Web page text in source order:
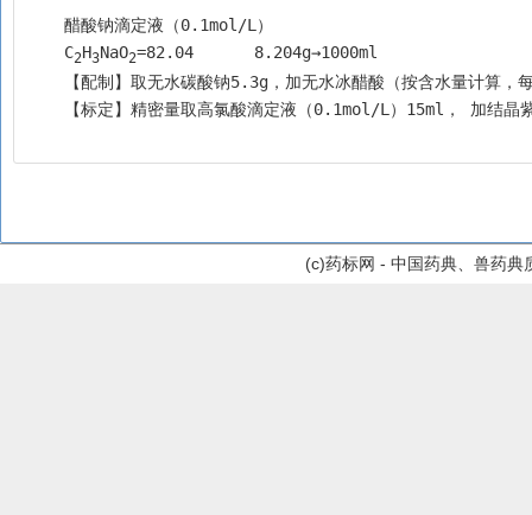
    醋酸钠滴定液（0.1mol/L）
    C
2H3NaO2
=82.04	8.204g→1000ml
【配制】取无水碳酸钠5.3g，加无水冰醋酸（按含水量计
【标定】精密量取高氯酸滴定液（0.1mol/L）15ml， 加结
(c)药标网 - 中国药典、兽药典